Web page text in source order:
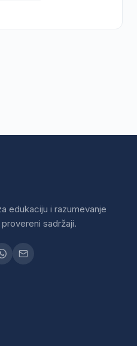
edukaciju i razumevanje
sadržaji.